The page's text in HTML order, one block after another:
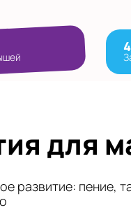
для
развитие: пение,